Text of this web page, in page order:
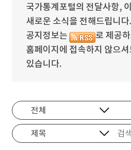
국가통계포털의 전달사항,
새로운 소식을 전해드립니다.
공지정보는
로 제공
홈페이지에 접속하지 않으
있습니다.